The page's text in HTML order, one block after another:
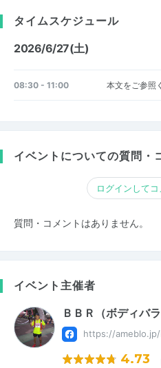
タイムスケジュール
2026/6/27(土)
08:30 - 11:00 本文をご参照
イベントについての質問・
ログインしてコ
質問・コメントはありません。
イベント主催者
ＢＢＲ（ボディバ
https://
4.73